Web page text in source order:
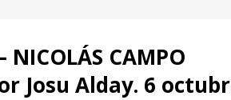
NICOLÁS CAMPO
Josu Alday. 6